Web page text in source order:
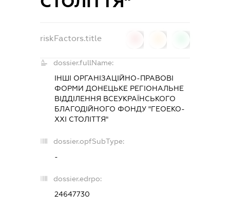
riskFactors.title
dossier.fullName:
ІНШІ ОРГАНІЗАЦІЙНО-ПРАВОВІ
ФОРМИ ДОНЕЦЬКЕ РЕГІОНАЛЬНЕ
ВІДДІЛЕННЯ ВСЕУКРАЇНСЬКОГО
БЛАГОДІЙНОГО ФОНДУ "ГЕОЕКО-
ХХІ СТОЛІТТЯ"
dossier.opfSubType:
-
dossier.edrpo:
24647730